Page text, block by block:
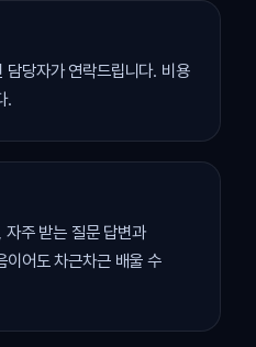
담당자가 연락드립니다. 비용
.
주 받는 질문 답변과
이어도 차근차근 배울 수